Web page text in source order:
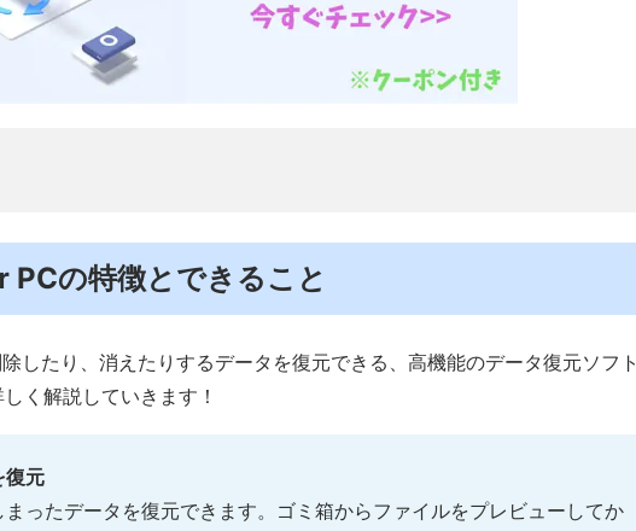
の特徴とできること
したり、消えたりするデータを復元できる、高機能のデータ復元ソフト
く解説していきます！
復元
ったデータを復元できます。ゴミ箱からファイルをプレビューしてか